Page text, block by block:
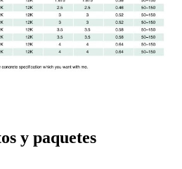
y paquetes